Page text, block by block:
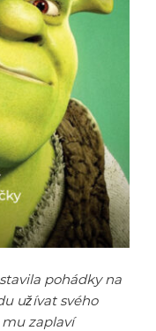
pohádky na
užívat svého
zaplaví